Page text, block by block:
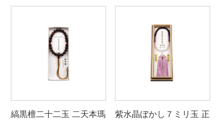
縞黒檀二十二玉 二天本瑪
紫水晶ぼかし７ミリ玉 正